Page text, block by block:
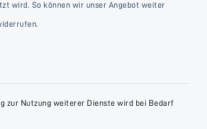
wird. So können wir unser Angebot weiter
zur Nutzung weiterer Dienste wird bei Bedarf
und Freitag